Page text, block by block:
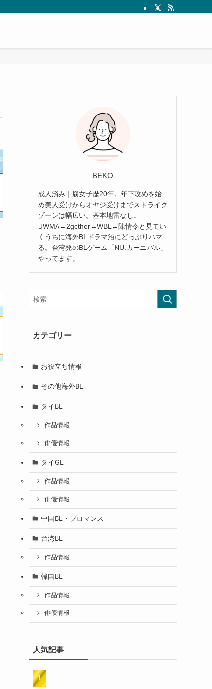
BEKO
成人済み｜腐女子歴20年。年下攻めを始
め美人受けからオヤジ受けまでストライク
ゾーンは幅広い。基本地雷なし。
UWMA→2gether→WBL→陳情令と見てい
くうちに海外BLドラマ沼にどっぷりハマ
る。台湾発のBLゲーム「NU:カーニバル」
やってます。
カテゴリー
お役立ち情報
その他海外BL
タイBL
作品情報
俳優情報
タイGL
作品情報
俳優情報
中国BL・ブロマンス
台湾BL
作品情報
韓国BL
作品情報
俳優情報
人気記事